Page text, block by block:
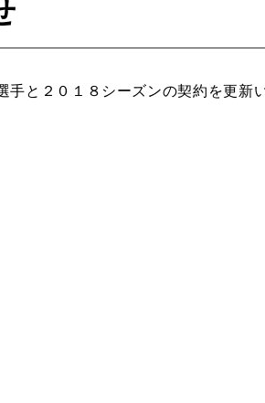
と２０１８シーズンの契約を更新